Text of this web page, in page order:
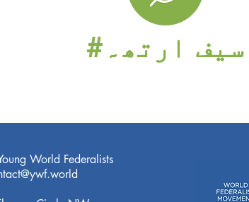
#سیف ارتھ۔
World Federalists